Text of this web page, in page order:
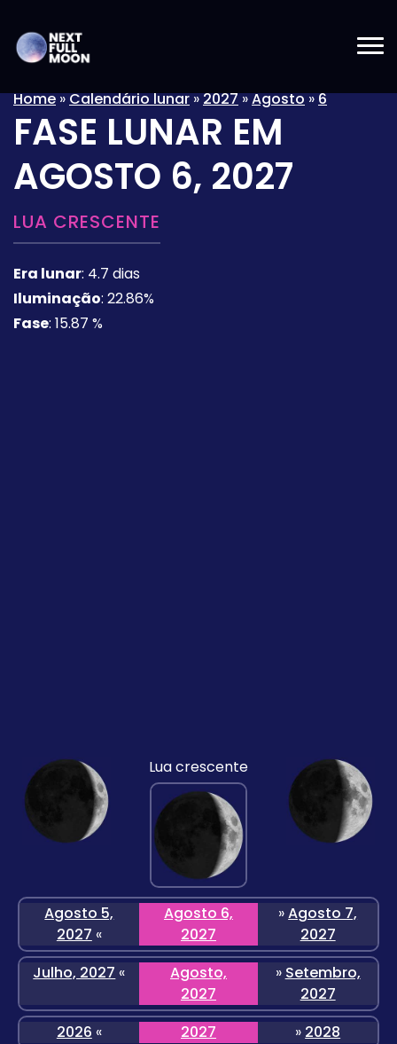
Home»Calendário lunar»2027»Agosto»6
FASE LUNAR EM
AGOSTO 6, 2027
LUA CRESCENTE
Era lunar: 4.7 dias
Iluminação: 22.86%
Fase: 15.87 %
Lua crescente
Agosto 5,
2027 «
Agosto 6,
2027
»Agosto 7,
2027
Julho, 2027 «
Agosto,
2027
» Setembro,
2027
2026 « 2027 » 2028